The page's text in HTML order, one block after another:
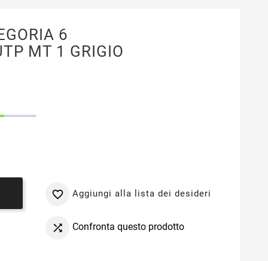
6
MT 1 GRIGIO
 Aggiungi alla lista dei desideri
 Confronta questo prodotto